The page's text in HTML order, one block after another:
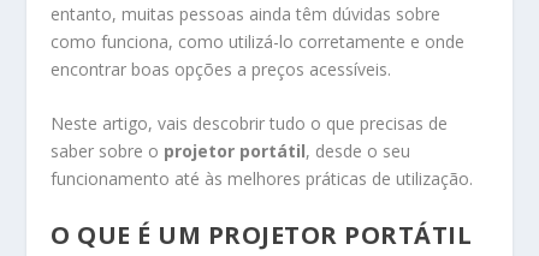
entanto, muitas pessoas ainda têm dúvidas sobre
como funciona, como utilizá-lo corretamente e onde
encontrar boas opções a preços acessíveis.
Neste artigo, vais descobrir tudo o que precisas de
saber sobre o projetor portátil, desde o seu
funcionamento até às melhores práticas de utilização.
O QUE É UM PROJETOR PORTÁTIL